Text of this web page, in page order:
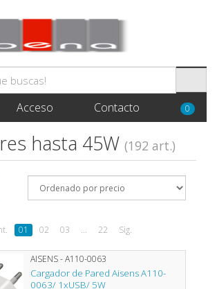
Acceso Contacto 0
hasta 45W (192 art.)
01 02 03 ... 22 Sig.
AISENS - A110-0063
Cargador de Pared Aisens A110-
0063/ 1xUSB/ 5W